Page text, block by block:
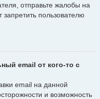
отправьте жалобы на
пользователю
email от кого-то с
email на данной
и возможность